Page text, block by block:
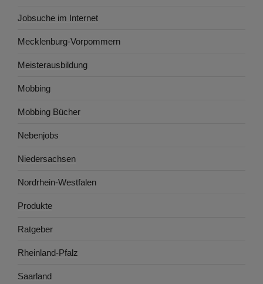
Jobsuche im Internet
Mecklenburg-Vorpommern
Meisterausbildung
Mobbing
Mobbing Bücher
Nebenjobs
Niedersachsen
Nordrhein-Westfalen
Produkte
Ratgeber
Rheinland-Pfalz
Saarland